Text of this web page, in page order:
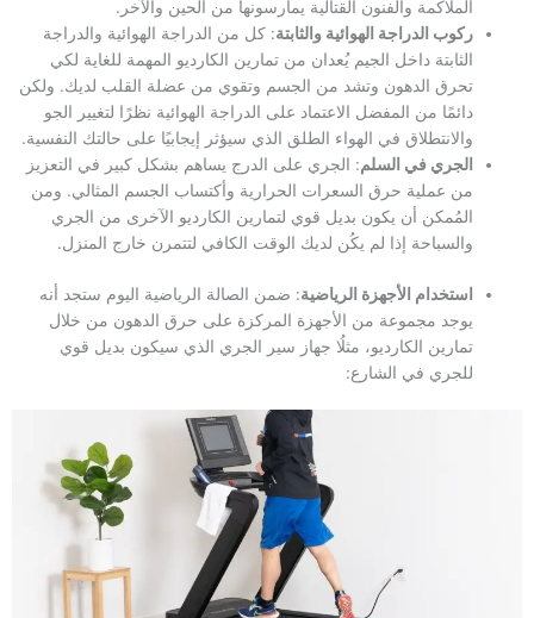
الملاكمة والفنون القتالية يمارسونها من الحين والآخر.
ركوب الدراجة الهوائية والثابتة: كل من الدراجة الهوائية والدراجة
الثابتة داخل الجيم يُعدان من تمارين الكارديو المهمة للغاية لكي
تحرق الدهون وتشد من الجسم وتقوي من عضلة القلب لديك. ولكن
دائمًا من المفضل الاعتماد على الدراجة الهوائية نظرًا لتغيير الجو
والانتطلاق في الهواء الطلق الذي سيؤثر إيجابيًا على حالتك النفسية.
الجري في السلم: الجري على الدرج يساهم بشكل كبير في التعزيز
من عملية حرق السعرات الحرارية وأكتساب الجسم المثالي. ومن
المُمكن أن يكون بديل قوي لتمارين الكارديو الآخرى من الجري
والسباحة إذا لم يكُن لديك الوقت الكافي لتتمرن خارج المنزل.
استخدام الأجهزة الرياضية: ضمن الصالة الرياضية اليوم ستجد أنه
يوجد مجموعة من الأجهزة المركزة على حرق الدهون من خلال
تمارين الكارديو، مثلُا جهاز سير الجري الذي سيكون بديل قوي
للجري في الشارع: